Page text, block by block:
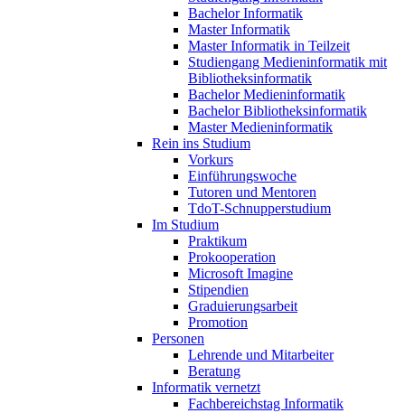
Bachelor Informatik
Master Informatik
Master Informatik in Teilzeit
Studiengang Medieninformatik mit
Bibliotheksinformatik
Bachelor Medieninformatik
Bachelor Bibliotheksinformatik
Master Medieninformatik
Rein ins Studium
Vorkurs
Einführungswoche
Tutoren und Mentoren
TdoT-Schnupperstudium
Im Studium
Praktikum
Prokooperation
Microsoft Imagine
Stipendien
Graduierungsarbeit
Promotion
Personen
Lehrende und Mitarbeiter
Beratung
Informatik vernetzt
Fachbereichstag Informatik